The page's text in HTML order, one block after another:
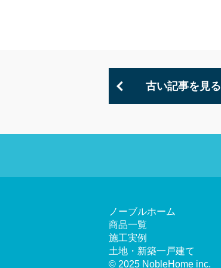
古い記事を見る
ノーブルホーム
商品一覧
施工実例
土地・新築一戸建て
© 2025 NobleHome inc.